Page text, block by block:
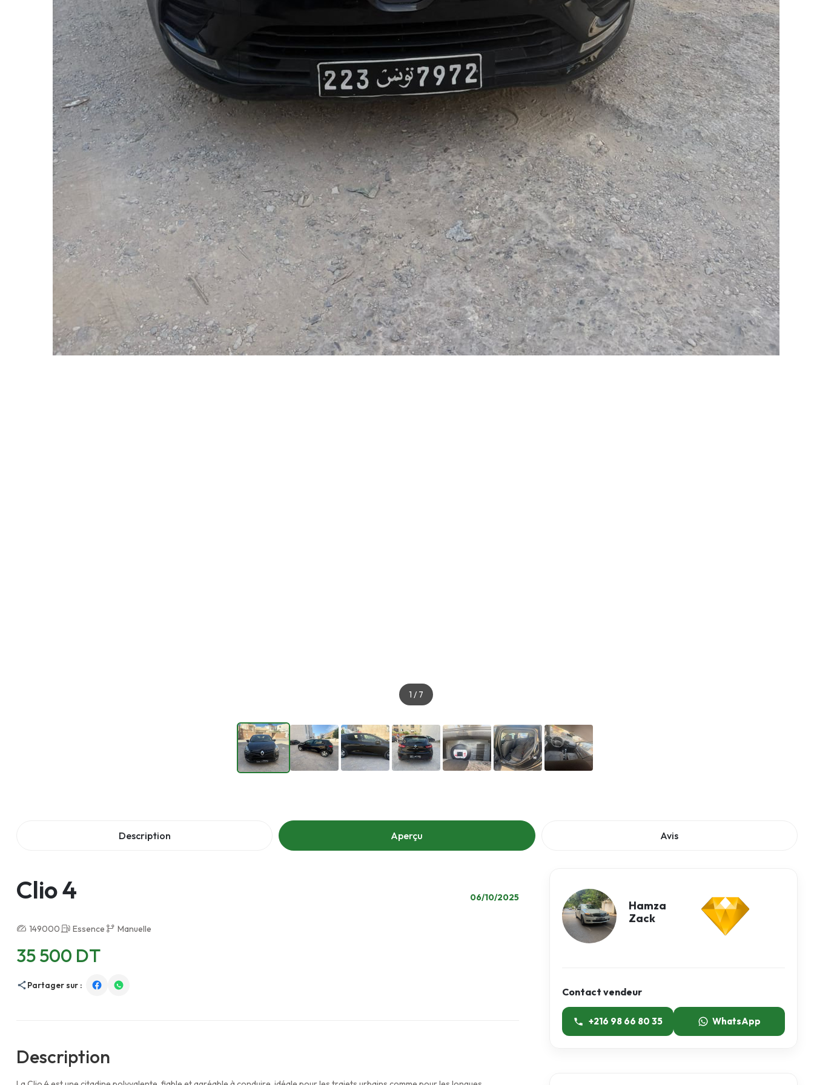
1 / 7
Description Aperçu Avis
Clio 4 06/10/2025
149000 Essence Manuelle
35 500 DT
Partager sur :
Description
Hamza
Zack
Contact vendeur
+216 98 66 80 35 WhatsApp